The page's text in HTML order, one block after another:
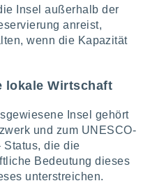
Insel außerhalb der
anreist,
wenn die Kapazität
lokale Wirtschaft
Insel gehört
und zum UNESCO-
Status, die die
Bedeutung dieses
unterstreichen.